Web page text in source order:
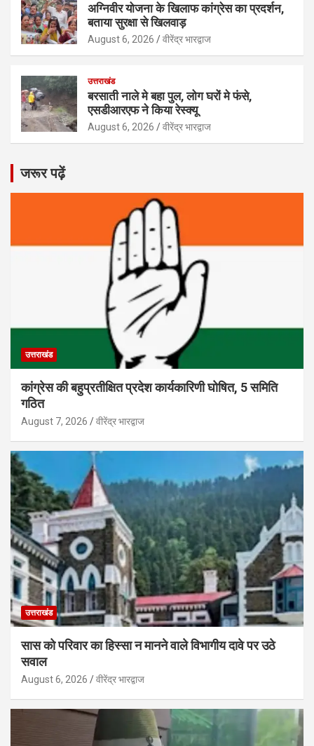
अग्निवीर योजना के खिलाफ कांग्रेस का प्रदर्शन,
बताया सुरक्षा से खिलवाड़
August 6, 2026 वीरेंद्र भारद्वाज
उत्तराखंड
बरसाती नाले मे बहा पुल, लोग घरों मे फंसे,
एसडीआरएफ ने किया रेस्क्यू
August 6, 2026 वीरेंद्र भारद्वाज
जरूर पढ़ें
उत्तराखंड
कांग्रेस की बहुप्रतीक्षित प्रदेश कार्यकारिणी घोषित, 5 समिति
गठित
August 7, 2026 वीरेंद्र भारद्वाज
उत्तराखंड
सास को परिवार का हिस्सा न मानने वाले विभागीय दावे पर उठे
सवाल
August 6, 2026 वीरेंद्र भारद्वाज